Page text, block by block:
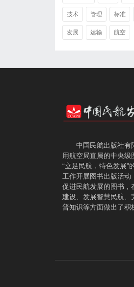
技术 管理 标准
发展 运输 航空
中国民航出版社有
用航空局直属的中央
“立足民航，特色发展”
工作开展图书出版活动
促进民航发展的图书，
建设、发展智慧民航、
普知识等方面做出了积